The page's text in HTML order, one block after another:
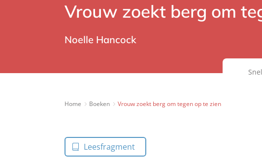
Vrouw zoekt berg om
Noelle Hancock
Home Boeken Vrouw zoekt berg om tegen op te zien
Leesfragment